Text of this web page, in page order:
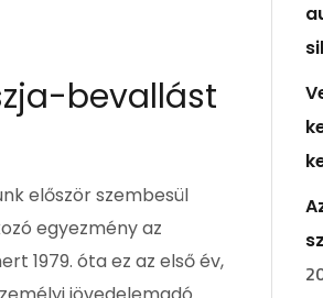
bevallást
először szembesül
egyezmény az
1979. óta ez az első év,